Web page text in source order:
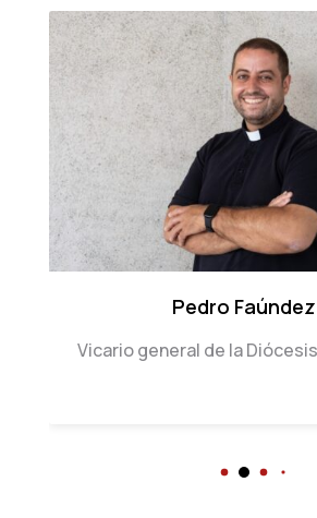
Pedro Faúndez
Vicario general de la